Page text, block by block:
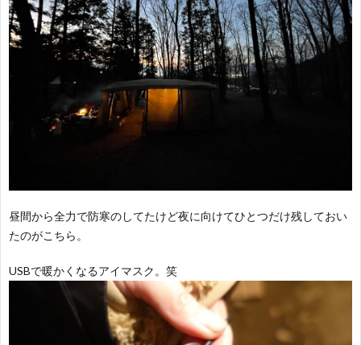
昼間から全力で防寒のしてたけど夜に向けてひとつだけ残しておい
たのがこちら。
USBで暖かくなるアイマスク。笑